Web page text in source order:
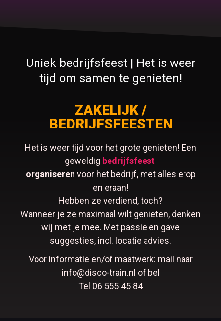
Uniek bedrijfsfeest | Het is weer
tijd om samen te genieten!
ZAKELIJK /
BEDRIJFSFEESTEN
Het is weer tijd voor het grote genieten! Een
geweldig bedrijfsfeest
organiseren voor het bedrijf, met alles erop
en eraan!
Hebben ze verdiend, toch?
Wanneer je ze maximaal wilt genieten, denken
wij met je mee. Met passie en gave
suggesties, incl. locatie advies.
Voor informatie en/of maatwerk: mail naar
info@disco-train.nl of bel
Tel 06 555 45 84